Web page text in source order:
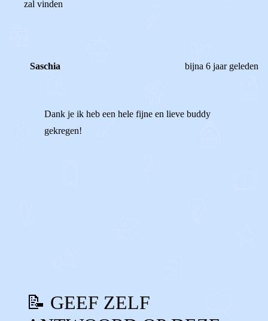
zal vinden
Saschia bijna 6 jaar geleden
Dank je ik heb een hele fijne en lieve buddy
gekregen!
📝 GEEF ZELF